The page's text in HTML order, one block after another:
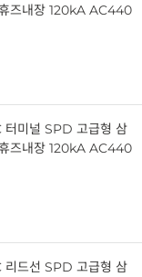
즈내장 120kA AC440
미널 SPD 고급형 삼
즈내장 120kA AC440
드선 SPD 고급형 삼